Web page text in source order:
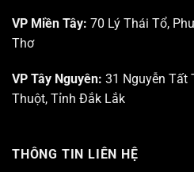
VP Miền Tây: 70 Lý Thái Tổ,
Thơ
VP Tây Nguyên: 31 Nguyễn Tất
Thuột, Tỉnh Đắk Lắk
THÔNG TIN LIÊN HỆ